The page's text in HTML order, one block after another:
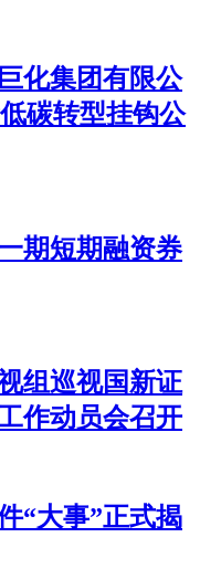
化集团有限公
碳转型挂钩公
期短期融资券
组巡视国新证
作动员会召开
“大事”正式揭